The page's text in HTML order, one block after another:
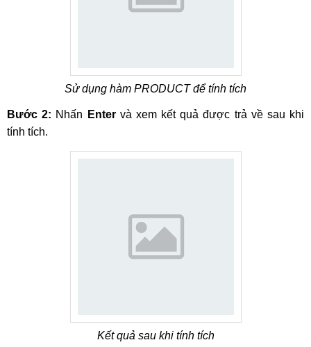
Sử dụng hàm PRODUCT để tính tích
Bước 2: Nhấn Entervà xem kết quả được trả về sau khi
tính tích.
Kết quả sau khi tính tích